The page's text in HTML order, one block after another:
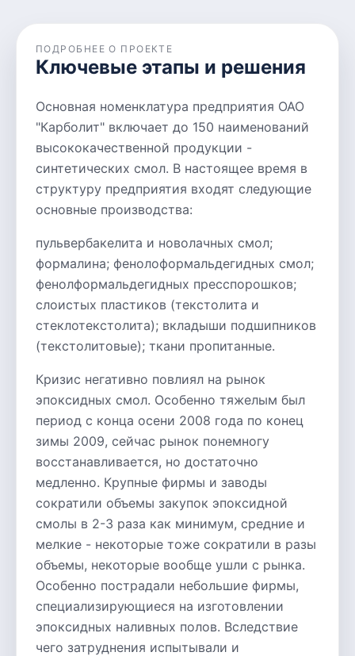
ПОДРОБНЕЕ О ПРОЕКТЕ
Ключевые этапы и решения
Основная номенклатура предприятия ОАО
"Карболит" включает до 150 наименований
высококачественной продукции -
синтетических смол. В настоящее время в
структуру предприятия входят следующие
основные производства:
пульвербакелита и новолачных смол;
формалина; фенолоформальдегидных смол;
фенолформальдегидных пресспорошков;
слоистых пластиков (текстолита и
стеклотекстолита); вкладыши подшипников
(текстолитовые); ткани пропитанные.
Кризис негативно повлиял на рынок
эпоксидных смол. Особенно тяжелым был
период с конца осени 2008 года по конец
зимы 2009, сейчас рынок понемногу
восстанавливается, но достаточно
медленно. Крупные фирмы и заводы
сократили объемы закупок эпоксидной
смолы в 2-3 раза как минимум, средние и
мелкие - некоторые тоже сократили в разы
объемы, некоторые вообще ушли с рынка.
Особенно пострадали небольшие фирмы,
специализирующиеся на изготовлении
эпоксидных наливных полов. Вследствие
чего затруднения испытывали и